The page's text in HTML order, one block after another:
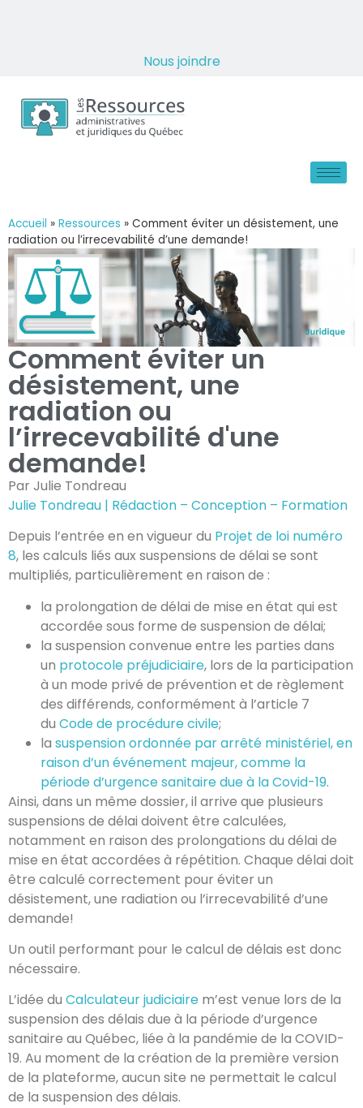
Nous joindre
Accueil » Ressources » Comment éviter un désistement, une
radiation ou l’irrecevabilité d’une demande!
Comment éviter un
désistement, une
radiation ou
l’irrecevabilité d'une
demande!
Par Julie Tondreau
Julie Tondreau | Rédaction – Conception – Formation
Depuis l’entrée en en vigueur du Projet de loi numéro
8, les calculs liés aux suspensions de délai se sont
multipliés, particulièrement en raison de :
la prolongation de délai de mise en état qui est
accordée sous forme de suspension de délai;
la suspension convenue entre les parties dans
un protocole préjudiciaire, lors de la participation
à un mode privé de prévention et de règlement
des différends, conformément à l’article 7
du Code de procédure civile;
la suspension ordonnée par arrêté ministériel, en
raison d’un événement majeur, comme la
période d’urgence sanitaire due à la Covid-19.
Ainsi, dans un même dossier, il arrive que plusieurs
suspensions de délai doivent être calculées,
notamment en raison des prolongations du délai de
mise en état accordées à répétition. Chaque délai doit
être calculé correctement pour éviter un
désistement, une radiation ou l’irrecevabilité d’une
demande!
Un outil performant pour le calcul de délais est donc
nécessaire.
L’idée du Calculateur judiciaire m’est venue lors de la
suspension des délais due à la période d’urgence
sanitaire au Québec, liée à la pandémie de la COVID-
19. Au moment de la création de la première version
de la plateforme, aucun site ne permettait le calcul
de la suspension des délais.